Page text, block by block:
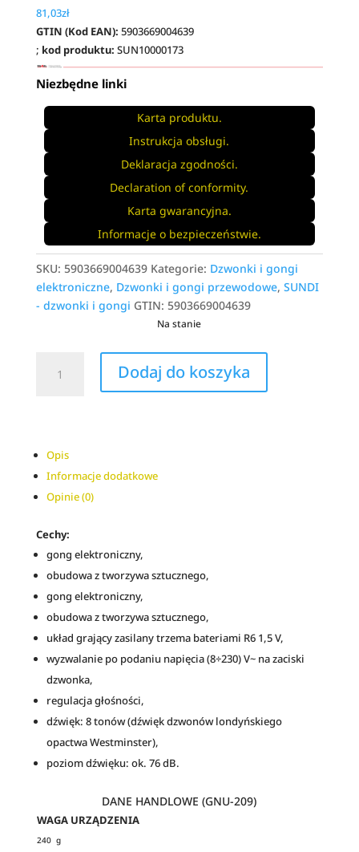
81,03zł
GTIN (Kod EAN): 5903669004639
; kod produktu: SUN10000173
Niezbędne linki
Karta produktu.
Instrukcja obsługi.
Deklaracja zgodności.
Declaration of conformity.
Karta gwarancyjna.
Informacje o bezpieczeństwie.
SKU: 5903669004639 Kategorie: Dzwonki i gongi
elektroniczne, Dzwonki i gongi przewodowe, SUNDI
- dzwonki i gongi GTIN: 5903669004639
Na stanie
Gong
WESTMINSTER
biały
TYP:
GNU-
SUNDI
Dodaj do koszyka
Opis
Informacje dodatkowe
Opinie (0)
Cechy:
gong elektroniczny,
obudowa z tworzywa sztucznego,
gong elektroniczny,
obudowa z tworzywa sztucznego,
układ grający zasilany trzema bateriami R6 1,5 V,
wyzwalanie po podaniu napięcia (8÷230) V~ na zaciski
dzwonka,
regulacja głośności,
dźwięk: 8 tonów (dźwięk dzwonów londyńskiego
opactwa Westminster),
poziom dźwięku: ok. 76 dB.
DANE HANDLOWE (GNU-209)
WAGA URZĄDZENIA
240 g